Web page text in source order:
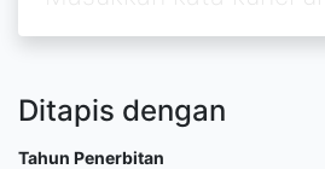
Ditapis dengan
Tahun Penerbitan